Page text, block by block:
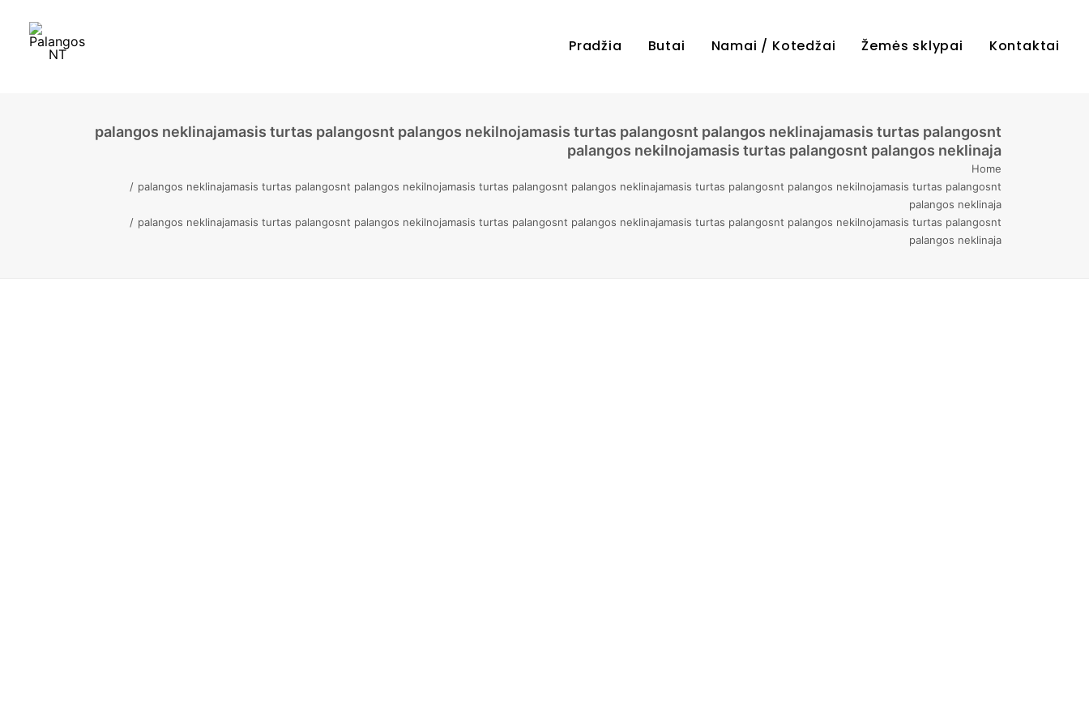
Pradžia Butai Namai / Kotedžai Žemės sklypai Kontaktai
palangos neklinajamasis turtas palangosnt palangos nekilnojamasis turtas palangosnt palangos neklinajamasis turtas palangosnt
palangos nekilnojamasis turtas palangosnt palangos neklinaja
Home
palangos neklinajamasis turtas palangosnt palangos nekilnojamasis turtas palangosnt palangos neklinajamasis turtas palangosnt palangos nekilnojamasis turtas palangosnt
palangos neklinaja
palangos neklinajamasis turtas palangosnt palangos nekilnojamasis turtas palangosnt palangos neklinajamasis turtas palangosnt palangos nekilnojamasis turtas palangosnt
palangos neklinaja